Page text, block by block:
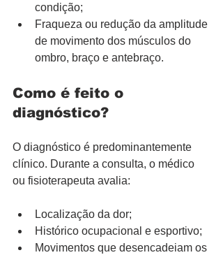
condição;
Fraqueza ou redução da amplitude
de movimento dos músculos do
ombro, braço e antebraço.
Como é feito o
diagnóstico?
O diagnóstico é predominantemente
clínico. Durante a consulta, o médico
ou fisioterapeuta avalia:
Localização da dor;
Histórico ocupacional e esportivo;
Movimentos que desencadeiam os